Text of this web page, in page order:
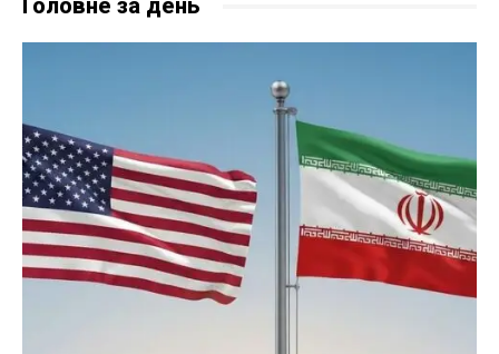
Головне за день